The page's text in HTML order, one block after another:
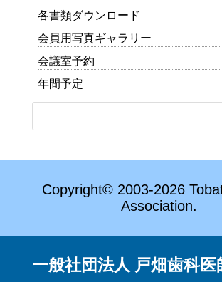
各書類ダウンロード
会員用写真ギャラリー
会議室予約
年間予定
Copyright© 2003-2026
Association.
一般社団法人 戸畑歯科医